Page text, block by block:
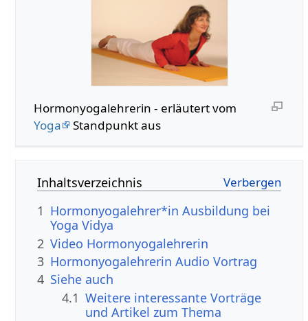
Hormonyogalehrerin - erläutert vom
Yoga
Standpunkt aus
Inhaltsverzeichnis
1 Hormonyogalehrer*in Ausbildung bei
Yoga Vidya
2 Video Hormonyogalehrerin
3 Hormonyogalehrerin Audio Vortrag
4 Siehe auch
4.1 Weitere interessante Vorträge
und Artikel zum Thema